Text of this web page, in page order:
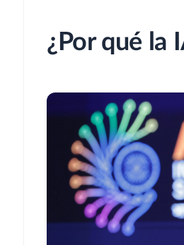
¿Por qué la